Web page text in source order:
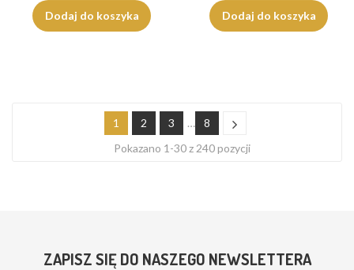
Dodaj do koszyka
Dodaj do koszyka
1 2 3 …
8
Pokazano 1-30 z 240 pozycji
ZAPISZ SIĘ DO NASZEGO NEWSLETTERA